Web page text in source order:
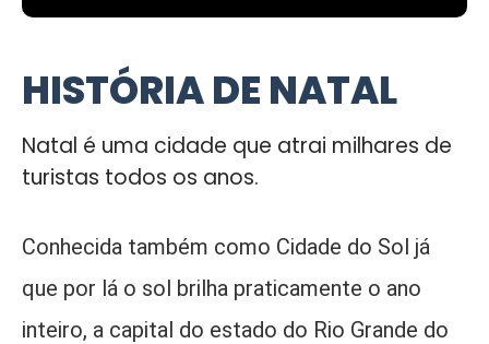
HISTÓRIA DE NATAL
Natal é uma cidade que atrai milhares de
turistas todos os anos.
Conhecida também como Cidade do Sol já
que por lá o sol brilha praticamente o ano
inteiro, a capital do estado do Rio Grande do